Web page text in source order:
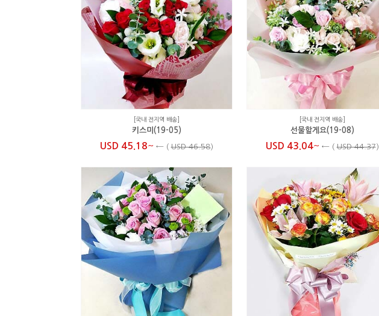
[국내 전지역 배송]
키스미(19-05)
USD 45.18~ ← (USD 46.58)
[국내 전지역 배송]
선물할게요(19-08)
USD 43.04~ ← (USD 44.37)